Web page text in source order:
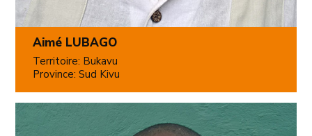
Aimé LUBAGO
Territoire: Bukavu
Province: Sud Kivu